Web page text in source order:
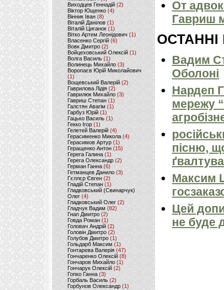
Виходцев Геннадій (2)
Віктор Ющенко (4)
Вінник Іван (8)
Віталій Данілов (1)
Віталій Циганок (1)
Вітко Артем Леонідович(1)
Власенко Сергій (6)
Вовк Дмитро(2)
Войцеховський Олексій(1)
Волга Василь (1)
Волинець Михайло (3)
Воропаєв Юрій Миколайович
(1)
Вощевський Валерій(2)
Гаврилова Лідія (2)
Гаврилюк Михайло (3)
Гавриш Степан (1)
Галстян Авагім (1)
Гарбуз Юрій (1)
Гацько Василь (1)
Гекко Ігор(1)
Гелетей Валерій (4)
Герасименко Микола (4)
Герасимов Артур (1)
Геращенко Антон(15)
Герега Галина (1)
Герега Олександр (2)
Герман Ганна (6)
Гетманцев Данило (3)
Гєллєр Євген (2)
Гладій Степан(1)
Гладковський (Свинарчук)
Олег (4)
Гладковський Олег (2)
Гладчук Вадим (82)
Гнап Дмитро (2)
Говда Роман(1)
Головач Андрій (2)
Головін Дмитро (2)
Голубов Дмитро (1)
Гольдарб Максим(1)
Гонтарева Валерія (47)
Гончаренко Олексій(8)
Гончаров Михайло (1)
Гончарук Олексій (2)
Гопко Ганна (3)
Горбаль Василь (2)
Горбунов Олександр (1)
От
Гавриш
ОСТАННІ
Вадим
Оболоні
Нардеп
мережу
пісню,
Максим
Цей
не буде